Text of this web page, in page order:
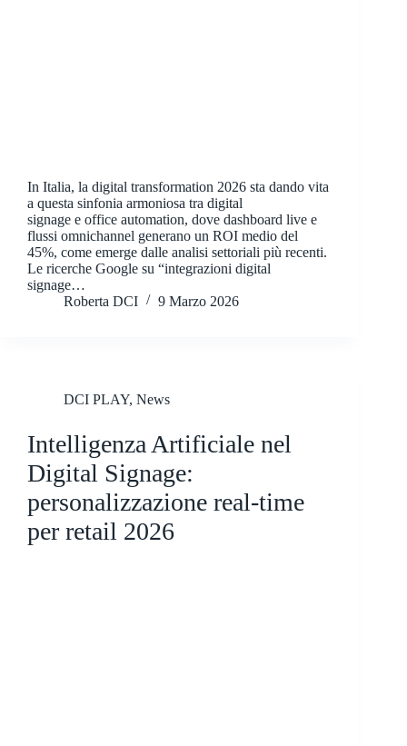
In Italia, la digital transformation 2026 sta dando vita
a questa sinfonia armoniosa tra digital
signage e office automation, dove dashboard live e
flussi omnichannel generano un ROI medio del
45%, come emerge dalle analisi settoriali più recenti.
Le ricerche Google su “integrazioni digital
signage…
Roberta DCI
9 Marzo 2026
DCI PLAY, News
Intelligenza Artificiale nel
Digital Signage:
personalizzazione real-time
per retail 2026